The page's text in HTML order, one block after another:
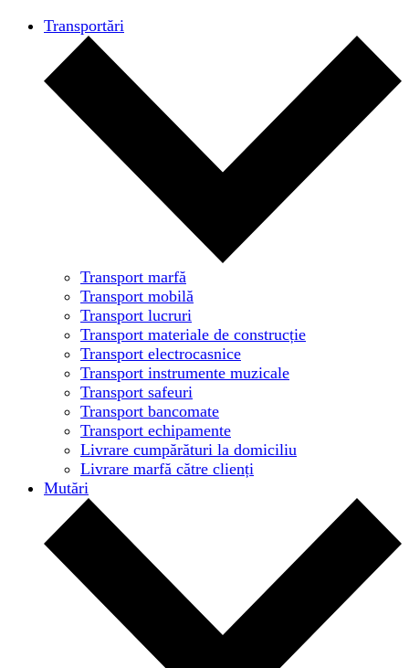
Transportări
Transport marfă
Transport mobilă
Transport lucruri
Transport materiale de construcție
Transport electrocasnice
Transport instrumente muzicale
Transport safeuri
Transport bancomate
Transport echipamente
Livrare cumpărături la domiciliu
Livrare marfă către clienți
Mutări